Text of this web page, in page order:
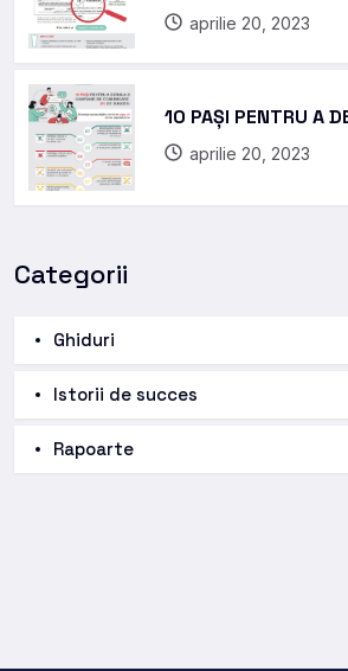
aprilie 20, 2023
10 PAȘI PENTRU A
aprilie 20, 2023
Categorii
Ghiduri
Istorii de succes
Rapoarte